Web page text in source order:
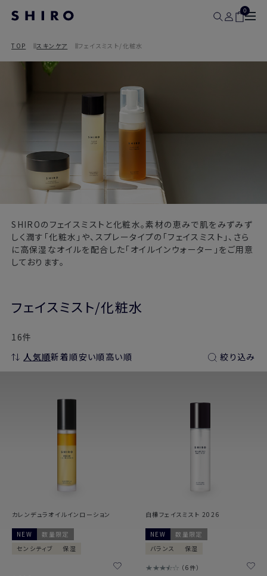
0
TOP スキンケア フェイスミスト/化粧水
SHIROのフェイスミストと化粧水。素材の恵みで肌をみずみず
しく潤す「化粧水」や、スプレータイプの「フェイスミスト」、さら
に高保湿なオイルを配合した「オイルインウォーター」をご用意
しております。
フェイスミスト/化粧水
16件
人気順新着順安い順高い順 絞り込み
カレンデュラオイルインローション
NEW
数量限定
センシティブ
保湿
白樺フェイスミスト 2026
NEW
数量限定
バランス
保湿
6件